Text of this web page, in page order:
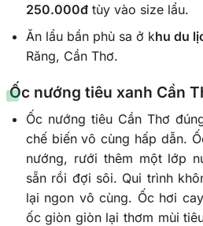
250.000đtùy vào size lẩu.
Ăn lẩu bần phù sa ở khu du
Răng, Cần Thơ.
Ốc nướng tiêu xanh Cần
Ốc nướng tiêu Cần Thơ
chế biến vô cùng hấp dẫn.
nướng, rưới thêm một lớp
sẵn rồi đợi sôi. Qui trình
lại ngon vô cùng. Ốc hơi
ốc giòn giòn lại thơm mùi